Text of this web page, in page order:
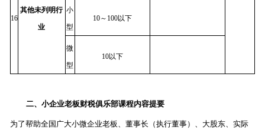
16
其他未列明行
业
小
型
10～100以下
微
型
10以下
二、小企业老板财税俱乐部课程内容提要
为了帮助全国广大小微企业老板、董事长（执行董事）、大股东、实际